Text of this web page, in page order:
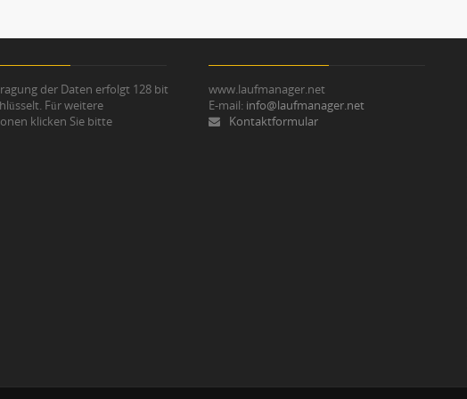
der Daten erfolgt 128 bit
Für weitere
klicken Sie bitte
www.laufmanager.net
E-mail: info@laufmanager.net
Kontaktformular